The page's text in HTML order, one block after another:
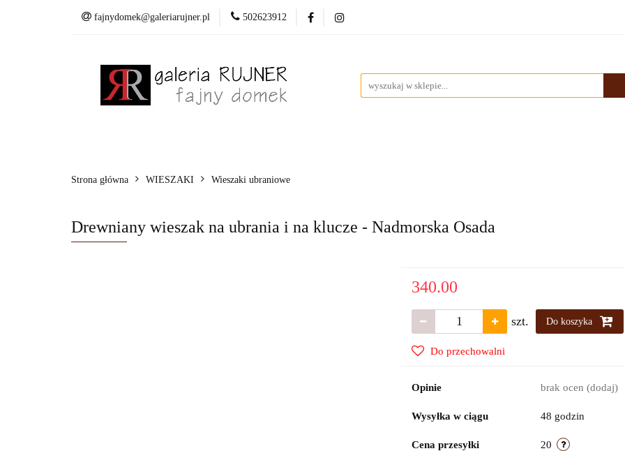
fajnydomek@galeriarujner.pl 502623912
Domki Wieszaki
Pracownia
Strona główna WIESZAKI Wieszaki ubraniowe
Drewniany wieszak na ubrania i na klucze - Nadmorska Osada
340.00
szt. Do koszyka
Do przechowalni
Opinie brak ocen (dodaj)
Wysyłka w ciągu 48 godzin
Cena przesyłki 20